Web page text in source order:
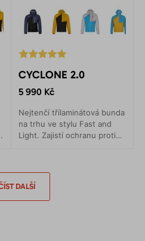
CYCLONE 2.0
5 990 Kč
Nejtenčí třílaminátová bunda
na trhu ve stylu Fast and
Light. Zajistí ochranu proti
DALŠÍ